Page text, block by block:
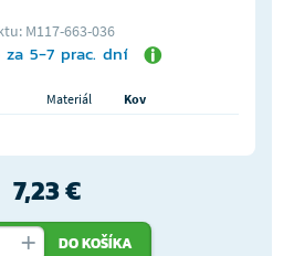
M117-663-036
za 5-7 prac. dní
Materiál
Kov
7,23 €
DO KOŠÍKA